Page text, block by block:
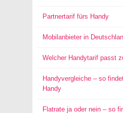
Partnertarif fürs Handy
Mobilanbieter in
Welcher Handytarif passt
Handyvergleiche – so
Handy
Flatrate ja oder nein – so